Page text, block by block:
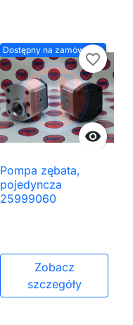
Dostępny na zamówienie

favorite_border
Pompa zębata,
pojedyncza
25999060
Zobacz
szczegóły